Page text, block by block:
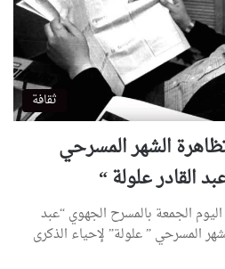
ثقافة
الشهر المسرحي
القادر علولة “
الجمعة بالمسرح الجهوي “عبد
المسرحي ” علولة” لإحياء الذكرى